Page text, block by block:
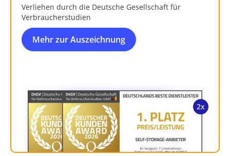
Verliehen durch die Deutsche Gesellschaft für
Verbraucherstudien
Mehr zur Auszeichnung